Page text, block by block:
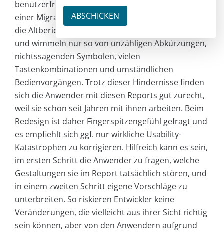
benutzerfreundlichen Designs, wenn es im Zuge
einer Migration stattfindet. In solchen Fällen sind
die Altberichte häufig auf Experten ausgerichtet
und wimmeln nur so von unzähligen Abkürzungen,
nichtssagenden Symbolen, vielen
Tastenkombinationen und umständlichen
Bedienvorgängen. Trotz dieser Hindernisse finden
sich die Anwender mit diesen Reports gut zurecht,
weil sie schon seit Jahren mit ihnen arbeiten. Beim
Redesign ist daher Fingerspitzengefühl gefragt und
es empfiehlt sich ggf. nur wirkliche Usability-
Katastrophen zu korrigieren. Hilfreich kann es sein,
im ersten Schritt die Anwender zu fragen, welche
Gestaltungen sie im Report tatsächlich stören, und
in einem zweiten Schritt eigene Vorschläge zu
unterbreiten. So riskieren Entwickler keine
Veränderungen, die vielleicht aus ihrer Sicht richtig
sein können, aber von den Anwendern aufgrund